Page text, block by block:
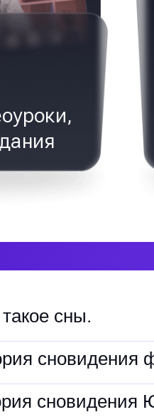
сны.
сновидения
сновидения